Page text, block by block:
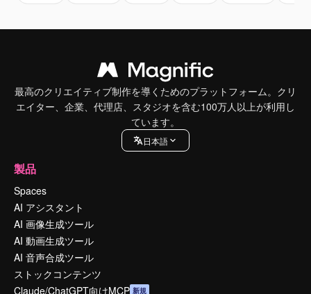
最高のクリエイティブ制作を導くためのプラットフォーム。クリ
エイター、企業、代理店、スタジオを含む100万人以上が利用し
ています。
日本語
製品
Spaces
AI アシスタント
AI 画像生成ツール
AI 動画生成ツール
AI 音声合成ツール
ストックコンテンツ
Claude/ChatGPT向けMCP 新規